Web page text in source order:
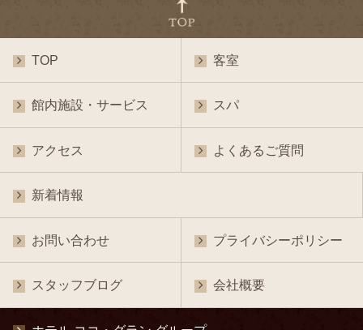
TOP 客室
館内施設・サービス スパ
アクセス よくあるご質問
新着情報
お問い合わせ プライバシーポリシー
スタッフブログ 会社概要